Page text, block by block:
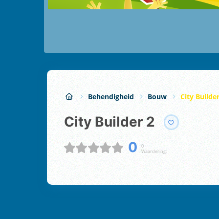
Behendigheid Bouw City
City Builder 2
0
0
Waardering: